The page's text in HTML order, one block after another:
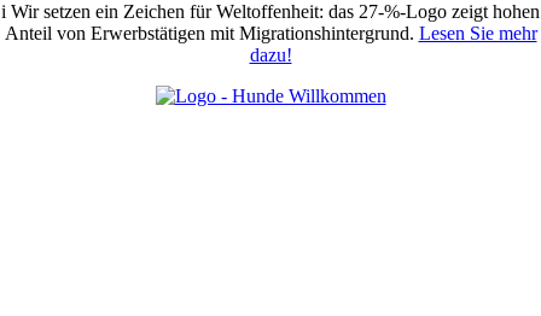
i Wir setzen ein Zeichen für Weltoffenheit: das 27-%-Logo zeigt hohen
Anteil von Erwerbstätigen mit Migrationshintergrund. Lesen Sie mehr
dazu!